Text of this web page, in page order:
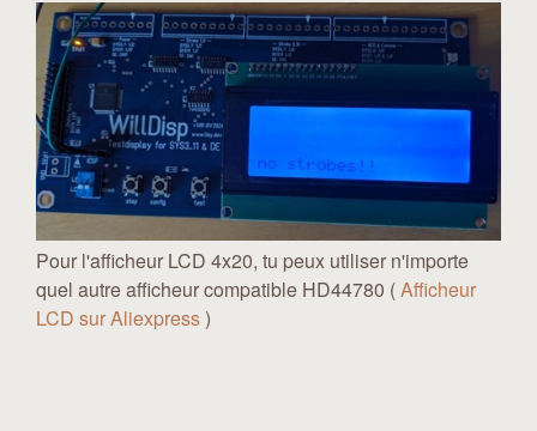
Pour l'afficheur LCD 4x20, tu peux utiliser n'importe
quel autre afficheur compatible HD44780 (Afficheur
LCD sur Aliexpress)